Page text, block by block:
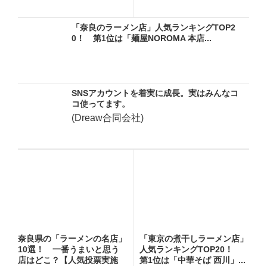
「奈良のラーメン店」人気ランキングTOP2
0！ 第1位は「麺屋NOROMA 本店...
SNSアカウントを着実に成長。実はみんなコ
コ使ってます。
(Dreaw合同会社)
奈良県の「ラーメンの名店」
10選！ 一番うまいと思う
店はどこ？【人気投票実施
「東京の煮干しラーメン店」
人気ランキングTOP20！
第1位は「中華そば 西川」...